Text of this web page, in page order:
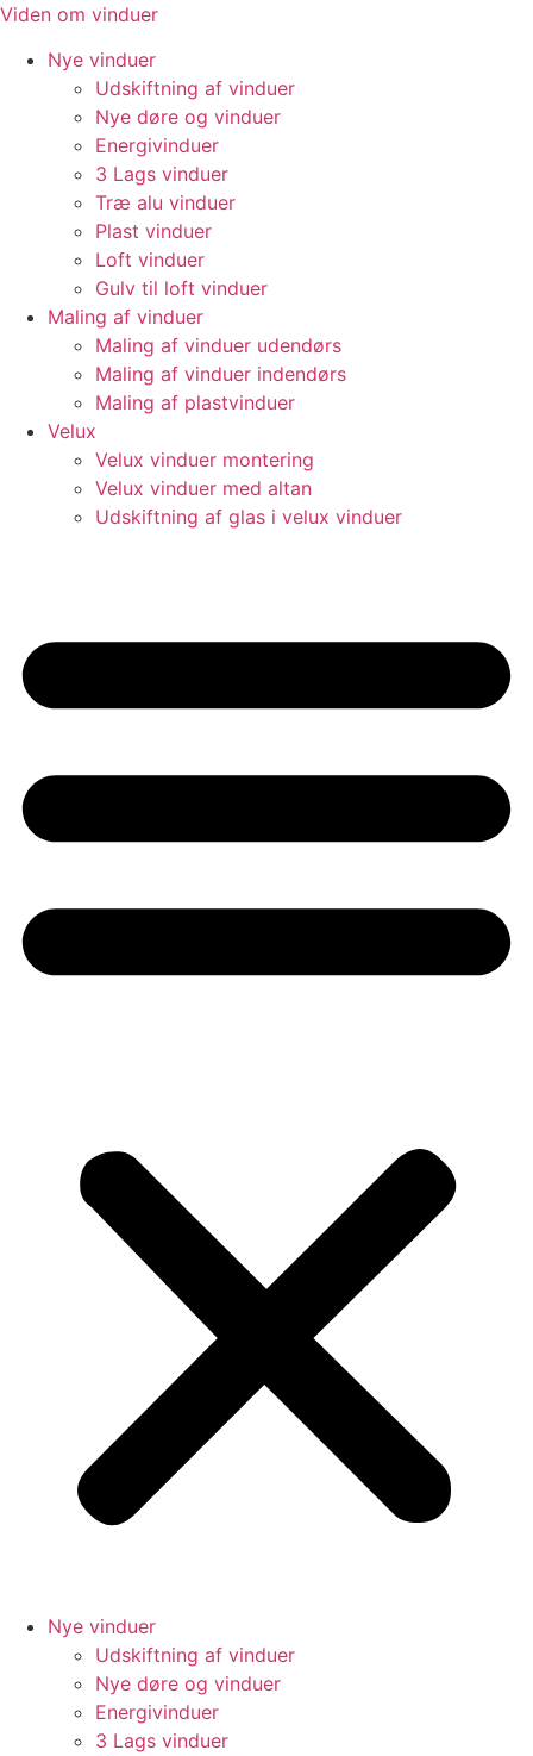
Videre
indhold
Viden om vinduer
Nye vinduer
Udskiftning af vinduer
Nye døre og vinduer
Energivinduer
3 Lags vinduer
Træ alu vinduer
Plast vinduer
Loft vinduer
Gulv til loft vinduer
Maling af vinduer
Maling af vinduer udendørs
Maling af vinduer indendørs
Maling af plastvinduer
Velux
Velux vinduer montering
Velux vinduer med altan
Udskiftning af glas i velux vinduer
Nye vinduer
Udskiftning af vinduer
Nye døre og vinduer
Energivinduer
3 Lags vinduer